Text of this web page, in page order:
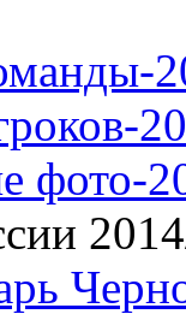
фото-